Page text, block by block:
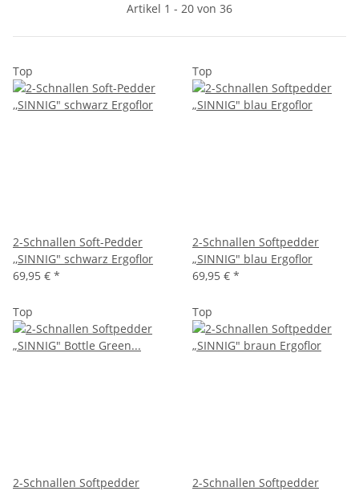
Artikel 1 - 20 von 36
Top
2-Schnallen Soft-Pedder
,,SINNIG" schwarz Ergoflor
69,95 € *
Top
2-Schnallen Softpedder
„SINNIG" blau Ergoflor
69,95 € *
Top
2-Schnallen Softpedder
Top
2-Schnallen Softpedder